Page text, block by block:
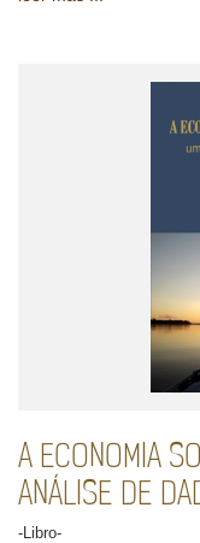
A ECONOMIA
ANÁLISE DE
-Libro-